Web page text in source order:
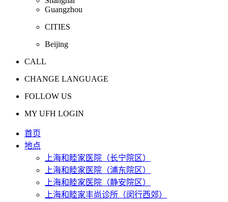
Guangzhou
CITIES
Beijing
CALL
CHANGE LANGUAGE
FOLLOW US
MY UFH LOGIN
首页
地点
上海和睦家医院（长宁院区）
上海和睦家医院（浦东院区）
上海和睦家医院（静安院区）
上海和睦家丰尚诊所（闵行西郊）